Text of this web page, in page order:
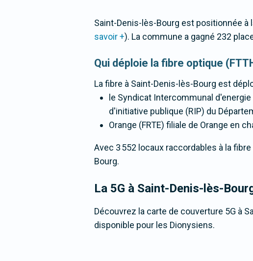
Saint-Denis-lès-Bourg est positionnée à
savoir +). La commune a gagné 232
Qui déploie la fibre optique
La fibre à Saint-Denis-lès-Bourg est
le Syndicat Intercommunal
d'initiative publique (RIP) du
Orange (FRTE) filiale de Orange en
Avec 3 552 locaux raccordables à la
Bourg.
La 5G à Saint-Denis-lès-
Découvrez la carte de couverture 5G à
disponible pour les Dionysiens.